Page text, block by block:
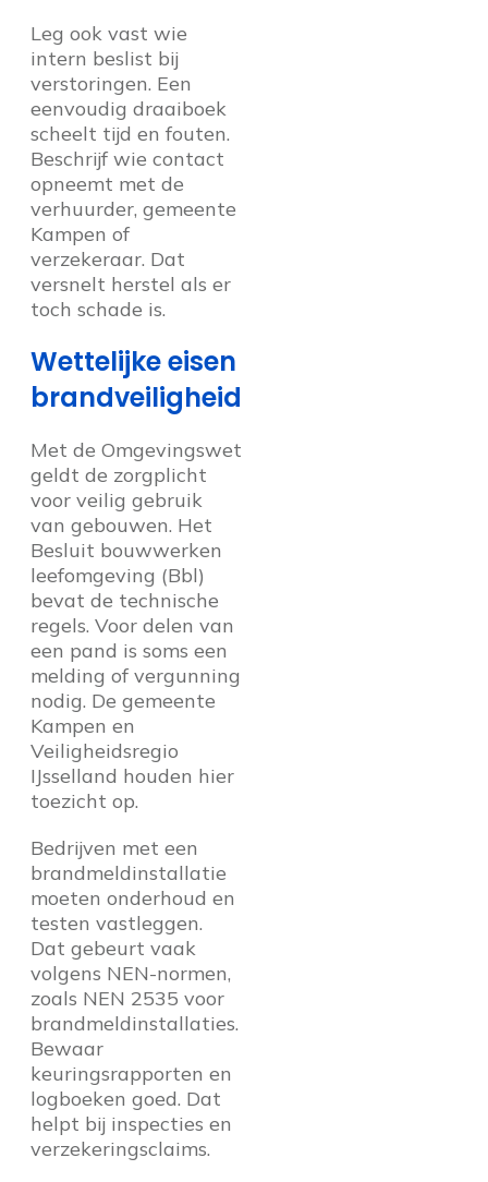
Leg ook vast wie
intern beslist bij
verstoringen. Een
eenvoudig draaiboek
scheelt tijd en fouten.
Beschrijf wie contact
opneemt met de
verhuurder, gemeente
Kampen of
verzekeraar. Dat
versnelt herstel als er
toch schade is.
Wettelijke eisen
brandveiligheid
Met de Omgevingswet
geldt de zorgplicht
voor veilig gebruik
van gebouwen. Het
Besluit bouwwerken
leefomgeving (Bbl)
bevat de technische
regels. Voor delen van
een pand is soms een
melding of vergunning
nodig. De gemeente
Kampen en
Veiligheidsregio
IJsselland houden hier
toezicht op.
Bedrijven met een
brandmeldinstallatie
moeten onderhoud en
testen vastleggen.
Dat gebeurt vaak
volgens NEN-normen,
zoals NEN 2535 voor
brandmeldinstallaties.
Bewaar
keuringsrapporten en
logboeken goed. Dat
helpt bij inspecties en
verzekeringsclaims.